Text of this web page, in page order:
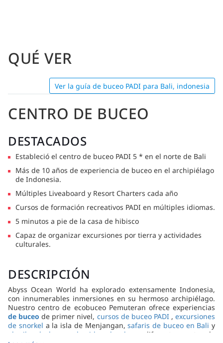
QUÉ VER
Ver la guía de buceo PADI para Bali, indonesia
CENTRO DE BUCEO
DESTACADOS
Estableció el centro de buceo PADI 5 * en el norte de Bali
Más de 10 años de experiencia de buceo en el archipiélago
de Indonesia.
Múltiples Liveaboard y Resort Charters cada año
Cursos de formación recreativos PADI en múltiples idiomas.
5 minutos a pie de la casa de hibisco
Capaz de organizar excursiones por tierra y actividades
culturales.
DESCRIPCIÓN
Abyss Ocean World ha explorado extensamente Indonesia,
con innumerables inmersiones en su hermoso archipiélago.
Nuestro centro de ecobuceo Pemuteran ofrece experiencias
de buceo de primer nivel, cursos de buceo PADI,excursiones
de snorkel a la isla de Menjangan,safaris de buceo en Bali y
alquiler de barcos de vida a bordo
en diferentes partes de